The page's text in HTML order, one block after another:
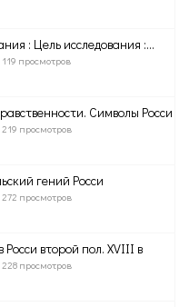
: Цель исследования :...
119 просмотров
Символы Росси
219 просмотров
гений Росси
272 просмотров
второй пол. XVІІІ в
228 просмотров